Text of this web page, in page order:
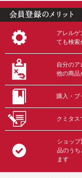
アレルゲ
ても検索
自分のア
他の商品
購入・ブ
クミタス
ショッ
品のうち
ます